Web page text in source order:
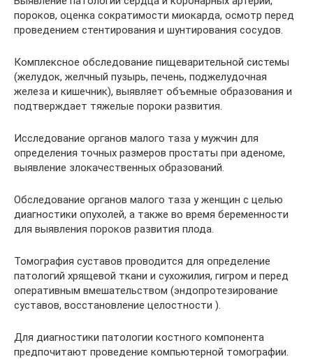
пороков, оценка сократимости миокарда, осмотр перед
проведением стентирования и шунтирования сосудов.
Комплексное обследование пищеварительной системы
(желудок, желчный пузырь, печень, поджелудочная
железа и кишечник), выявляет объемные образования и
подтверждает тяжелые пороки развития.
Исследование органов малого таза у мужчин для
определения точных размеров простаты при аденоме,
выявление злокачественных образований.
Обследование органов малого таза у женщин с целью
диагностики опухолей, а также во время беременности
для выявления пороков развития плода.
Томография суставов проводится для определение
патологий хрящевой ткани и сухожилия, гигром и перед
оперативным вмешательством (эндопротезирование
суставов, восстановление целостности ).
Для диагностики патологии костного компонента
предпочитают проведение компьютерной томографии.